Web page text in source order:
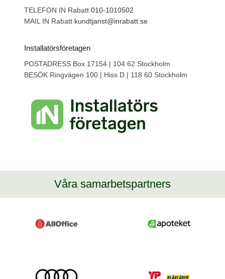
TELEFON IN Rabatt 010-1010502
MAIL IN Rabatt kundtjanst@inrabatt.se
Installatörsföretagen
POSTADRESS Box 17154 | 104 62 Stockholm
BESÖK Ringvägen 100 | Hiss D | 118 60 Stockholm
Våra samarbetspartners